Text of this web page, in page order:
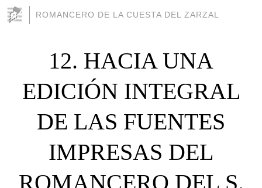
ROMANCERO DE LA CUESTA DEL ZARZAL
12. HACIA UNA
EDICIÓN INTEGRAL
DE LAS FUENTES
IMPRESAS DEL
ROMANCERO DEL S.